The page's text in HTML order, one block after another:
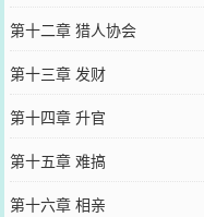
第十二章 猎人协会
第十三章 发财
第十四章 升官
第十五章 难搞
第十六章 相亲